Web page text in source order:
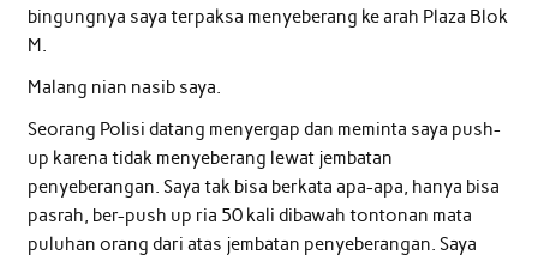
bingungnya saya terpaksa menyeberang ke arah Plaza Blok
M.
Malang nian nasib saya.
Seorang Polisi datang menyergap dan meminta saya push-
up karena tidak menyeberang lewat jembatan
penyeberangan. Saya tak bisa berkata apa-apa, hanya bisa
pasrah, ber-push up ria 50 kali dibawah tontonan mata
puluhan orang dari atas jembatan penyeberangan. Saya